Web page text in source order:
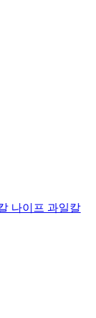
나이프 과일칼